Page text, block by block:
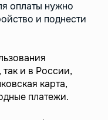
оплаты нужно
и поднести
и в России,
карта,
платежи.